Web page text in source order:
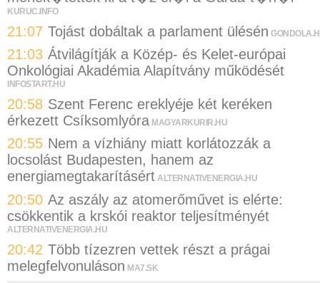
KURUC.INFO
21:07 Tojást dobáltak a parlament ülésén
21:03 Átvilágítják a Közép- és Kelet-európai
Onkológiai Akadémia Alapítvány működését
INFOSTART.HU
20:58 Szent Ferenc ereklyéje két keréken
érkezett Csíksomlyóra MAGYARKURIR.HU
20:55 Nem a vízhiány miatt korlátozzák a
locsolást Budapesten, hanem az
energiamegtakarításért ALTERNATIVENERGIA.HU
20:50 Az aszály az atomerőművet is elérte:
csökkentik a krskói reaktor teljesítményét
ALTERNATIVENERGIA.HU
20:42 Több tízezren vettek részt a prágai
melegfelvonuláson MA7.SK